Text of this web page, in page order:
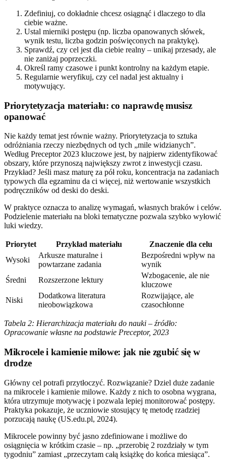
Zdefiniuj, co dokładnie chcesz osiągnąć i dlaczego to dla
ciebie ważne.
Ustal mierniki postępu (np. liczba opanowanych słówek,
wynik testu, liczba godzin poświęconych na praktykę).
Sprawdź, czy cel jest dla ciebie realny – unikaj przesady, ale
nie zaniżaj poprzeczki.
Określ ramy czasowe i punkt kontrolny na każdym etapie.
Regularnie weryfikuj, czy cel nadal jest aktualny i
motywujący.
Priorytetyzacja materiału: co naprawdę musisz
opanować
Nie każdy temat jest równie ważny. Priorytetyzacja to sztuka
odróżniania rzeczy niezbędnych od tych „mile widzianych”.
Według Preceptor 2023 kluczowe jest, by najpierw zidentyfikować
obszary, które przynoszą największy zwrot z inwestycji czasu.
Przykład? Jeśli masz maturę za pół roku, koncentracja na zadaniach
typowych dla egzaminu da ci więcej, niż wertowanie wszystkich
podręczników od deski do deski.
W praktyce oznacza to analizę wymagań, własnych braków i celów.
Podzielenie materiału na bloki tematyczne pozwala szybko wyłowić
luki wiedzy.
Priorytet Przykład materiału
Znaczenie dla celu
Wysoki
Arkusze maturalne i
powtarzane zadania
Bezpośredni wpływ na
wynik
Średni
Rozszerzone lektury
Wzbogacenie, ale nie
kluczowe
Niski
Dodatkowa literatura
nieobowiązkowa
Rozwijające, ale
czasochłonne
Tabela 2: Hierarchizacja materiału do nauki – źródło:
Opracowanie własne na podstawie Preceptor, 2023
Mikrocele i kamienie milowe: jak nie zgubić się w
drodze
Główny cel potrafi przytłoczyć. Rozwiązanie? Dziel duże zadanie
na mikrocele i kamienie milowe. Każdy z nich to osobna wygrana,
która utrzymuje motywację i pozwala lepiej monitorować postępy.
Praktyka pokazuje, że uczniowie stosujący tę metodę rzadziej
porzucają naukę (US.edu.pl, 2024).
Mikrocele powinny być jasno zdefiniowane i możliwe do
osiągnięcia w krótkim czasie – np. „przerobię 2 rozdziały w tym
tygodniu” zamiast „przeczytam całą książkę do końca miesiąca”.